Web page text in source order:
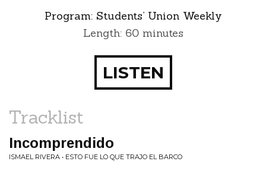
Program: Students’ Union Weekly
Length: 60 minutes
LISTEN
Tracklist
Incomprendido
ISMAEL RIVERA • ESTO FUE LO QUE TRAJO EL BARCO